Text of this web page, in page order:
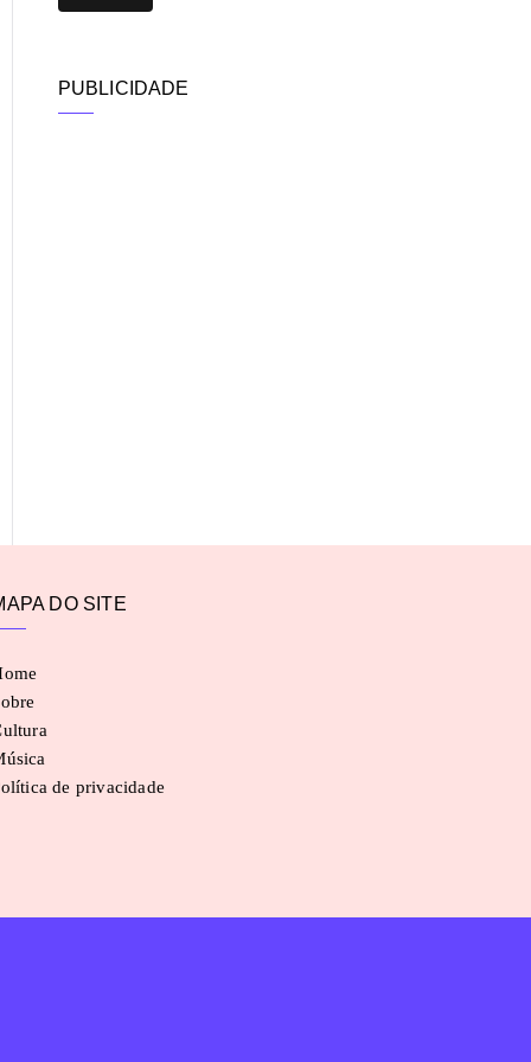
PUBLICIDADE
DO SITE
de privacidade